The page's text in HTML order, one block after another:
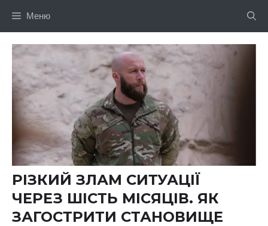
Меню
РІЗКИЙ ЗЛАМ СИТУАЦІЇ
ЧЕРЕЗ ШІСТЬ МІСЯЦІВ. ЯК
ЗАГОСТРИТИ СТАНОВИЩЕ